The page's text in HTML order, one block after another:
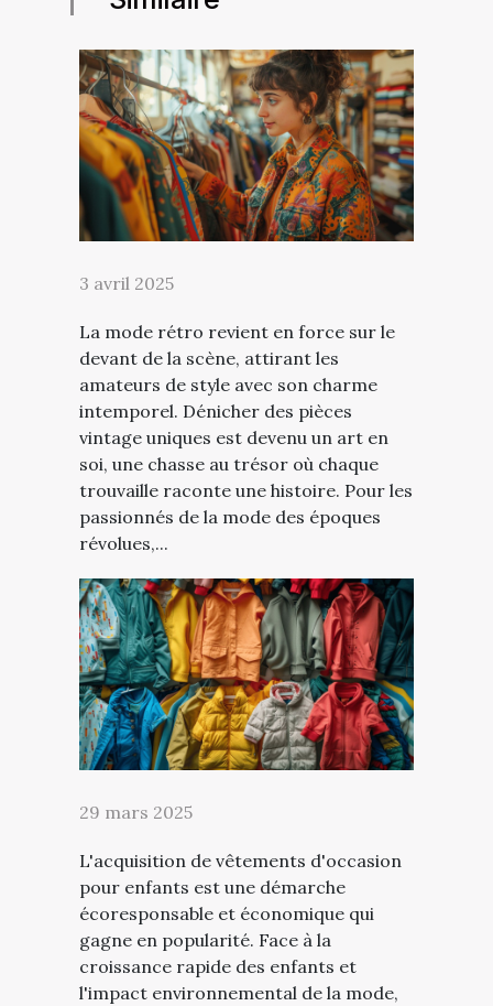
3 avril 2025
La mode rétro revient en force sur le
devant de la scène, attirant les
amateurs de style avec son charme
intemporel. Dénicher des pièces
vintage uniques est devenu un art en
soi, une chasse au trésor où chaque
trouvaille raconte une histoire. Pour les
passionnés de la mode des époques
révolues,...
29 mars 2025
L'acquisition de vêtements d'occasion
pour enfants est une démarche
écoresponsable et économique qui
gagne en popularité. Face à la
croissance rapide des enfants et
l'impact environnemental de la mode,